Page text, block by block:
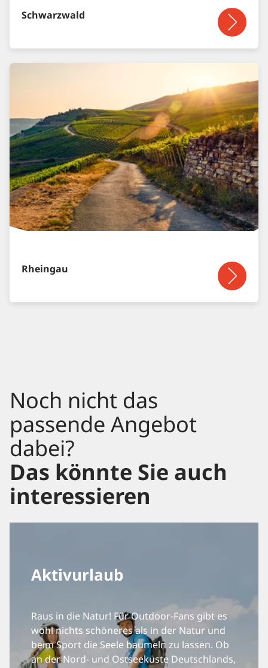
Schwarzwald
Rheingau
Noch nicht das
passende Angebot
dabei?
Das könnte Sie auch
interessieren
Aktivurlaub
Raus in die Natur! Für Outdoor-Fans gibt es
wohl nichts schöneres als in der Natur und
beim Sport die Seele baumeln zu lassen. Ob
an der Nord- und Ostseeküste Deutschlands,